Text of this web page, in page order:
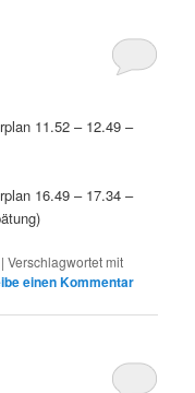
11.52 – 12.49 –
16.49 – 17.34 –
|Verschlagwortet mit
einen Kommentar